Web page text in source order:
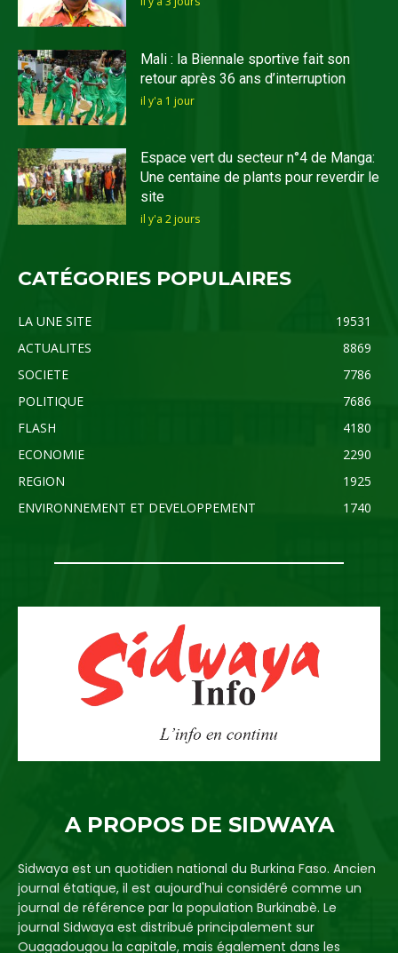
Mali : la Biennale sportive fait son
retour après 36 ans d’interruption
il y'a 1 jour
Espace vert du secteur n°4 de Manga:
Une centaine de plants pour reverdir le
site
il y'a 2 jours
CATÉGORIES POPULAIRES
LA UNE SITE
19531
ACTUALITES
8869
SOCIETE
7786
POLITIQUE
7686
FLASH
4180
ECONOMIE
2290
REGION
1925
ENVIRONNEMENT ET DEVELOPPEMENT
1740
A PROPOS DE SIDWAYA
Sidwaya est un quotidien national du Burkina Faso. Ancien
journal étatique, il est aujourd'hui considéré comme un
journal de référence par la population Burkinabè. Le
journal Sidwaya est distribué principalement sur
Ouagadougou la capitale, mais également dans les